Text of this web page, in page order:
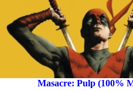
Masacre: Pulp (100%